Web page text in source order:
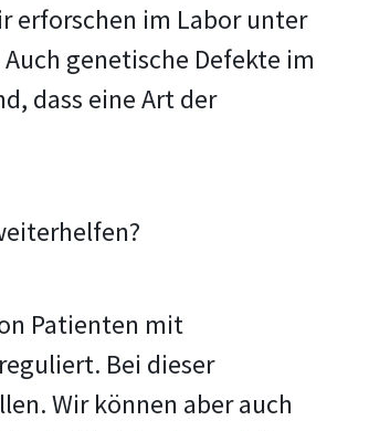
erforschen im Labor unter
genetische Defekte im
dass eine Art der
Patienten mit
Bei dieser
Wir können aber auch